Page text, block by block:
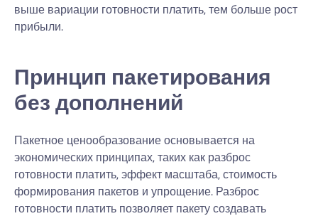
выше вариации готовности платить, тем больше рост
прибыли.
Принцип пакетирования
без дополнений
Пакетное ценообразование основывается на
экономических принципах, таких как разброс
готовности платить, эффект масштаба, стоимость
формирования пакетов и упрощение. Разброс
готовности платить позволяет пакету создавать